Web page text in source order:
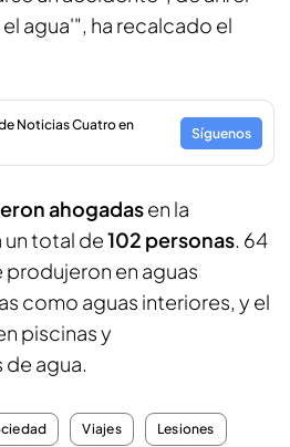
agua'", ha recalcado el
Noticias Cuatro en
Síguenos
ahogadasen la
un total de102 personas. 64
produjeron en aguas
como aguas interiores, y el
piscinas y
agua.
Viajes Lesiones